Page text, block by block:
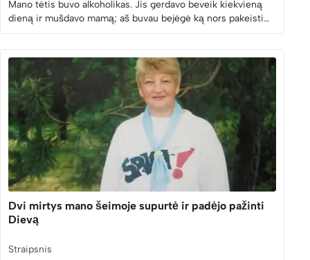
Mano tėtis buvo alkoholikas. Jis gerdavo beveik kiekvieną
dieną ir mušdavo mamą; aš buvau bejėgė ką nors pakeisti…
Dvi mirtys mano šeimoje supurtė ir padėjo pažinti
Dievą
Straipsnis